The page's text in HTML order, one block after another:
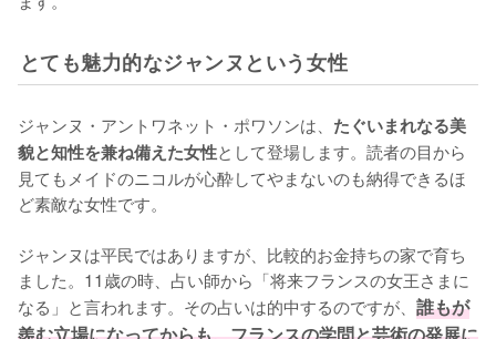
とても魅力的なジャンヌという女性
ジャンヌ・アントワネット・ポワソンは、 たぐいまれなる美
貌と知性を兼ね備えた女性として登場します。読者の目から
見てもメイドのニコルが心酔してやまないのも納得できるほ
ど素敵な女性です。
ジャンヌは平民ではありますが、比較的お金持ちの家で育ち
ました。11歳の時、占い師から「将来フランスの女王さまに
なる」と言われます。その占いは的中するのですが、 誰もが
羨む立場になってからも、フランスの学問と芸術の発展に